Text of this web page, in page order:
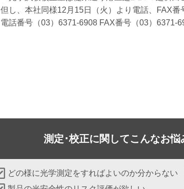
但し、本社同様12月15日（火）より電話、FAX番
電話番号（03）6371-6908 FAX番号（03）6371-
測定･校正に関してこんなお悩
どの様に光学測定をすればよいのか分からない